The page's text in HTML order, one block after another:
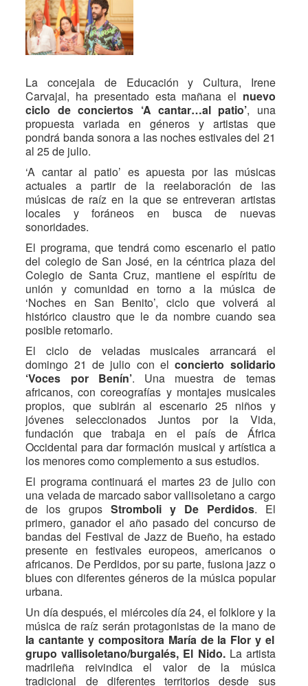
La concejala de Educación y Cultura, Irene
Carvajal, ha presentado esta mañana el nuevo
ciclo de conciertos ‘A cantar…al patio’, una
propuesta variada en géneros y artistas que
pondrá banda sonora a las noches estivales del 21
al 25 de julio.
‘A cantar al patio’ es apuesta por las músicas
actuales a partir de la reelaboración de las
músicas de raíz en la que se entreveran artistas
locales y foráneos en busca de nuevas
sonoridades.
El programa, que tendrá como escenario el patio
del colegio de San José, en la céntrica plaza del
Colegio de Santa Cruz, mantiene el espíritu de
unión y comunidad en torno a la música de
‘Noches en San Benito’, ciclo que volverá al
histórico claustro que le da nombre cuando sea
posible retomarlo.
El ciclo de veladas musicales arrancará el
domingo 21 de julio con elconcierto solidario
‘Voces por Benín’. Una muestra de temas
africanos, con coreografías y montajes musicales
propios, que subirán al escenario 25 niños y
jóvenes seleccionados Juntos por la Vida,
fundación que trabaja en el país de África
Occidental para dar formación musical y artística a
los menores como complemento a sus estudios.
El programa continuará el martes 23 de julio con
una velada de marcado sabor vallisoletano a cargo
de los grupos Stromboli y De Perdidos. El
primero, ganador el año pasado del concurso de
bandas del Festival de Jazz de Bueño, ha estado
presente en festivales europeos, americanos o
africanos. De Perdidos, por su parte, fusiona jazz o
blues con diferentes géneros de la música popular
urbana.
Un día después, el miércoles día 24, el folklore y la
música de raíz serán protagonistas de la mano de
la cantante y compositora María de la Flor y el
grupo vallisoletano/burgalés, El Nido.La artista
madrileña reivindica el valor de la música
tradicional de diferentes territorios desde sus